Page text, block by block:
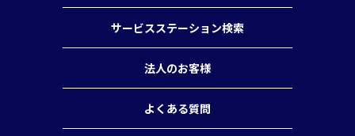
サービスステーション検索
法人のお客様
よくある質問